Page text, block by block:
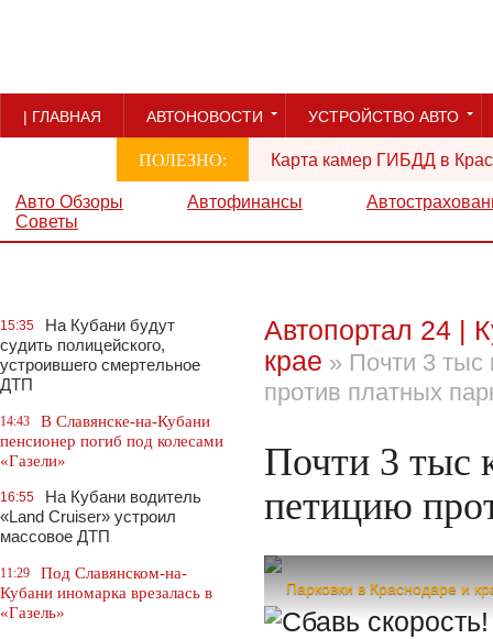
| ГЛАВНАЯ АВТОНОВОСТИ УСТРОЙСТВО АВТО
ПОЛЕЗНО: Карта камер ГИБДД в
Авто Обзоры Автофинансы
Советы
15:35
На Кубани будут
судить полицейского,
устроившего смертельное
ДТП
14:43
В Славянске-на-Кубани
пенсионер погиб под колесами
«Газели»
16:55
На Кубани водитель
«Land Cruiser» устроил
массовое ДТП
11:29
Под Славянском-на-
Кубани иномарка врезалась в
«Газель»
Автопортал 24 |
крае » Почти 3 тыс
против платных
Почти 3 тыс
петицию
Парковки в Краснодаре и